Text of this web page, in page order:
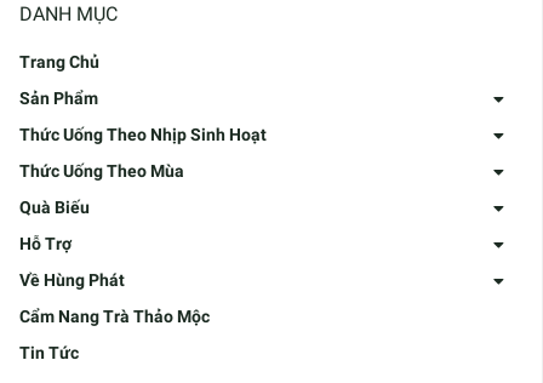
DANH MỤC
Trang Chủ
Sản Phẩm
Thức Uống Theo Nhịp Sinh Hoạt
Thức Uống Theo Mùa
Quà Biếu
Hỗ Trợ
Về Hùng Phát
Cẩm Nang Trà Thảo Mộc
Tin Tức